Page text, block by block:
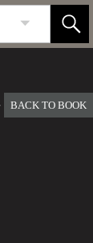
BACK TO BOOK